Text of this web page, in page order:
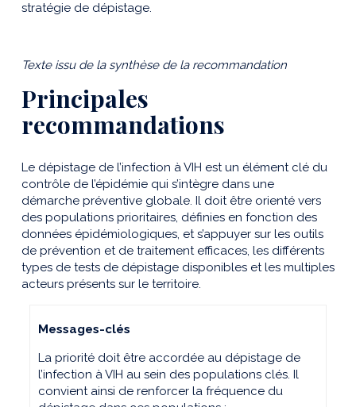
stratégie de dépistage.
Texte issu de la synthèse de la recommandation
Principales
recommandations
Le dépistage de l’infection à VIH est un élément clé du
contrôle de l’épidémie qui s’intègre dans une
démarche préven­tive globale. Il doit être orienté vers
des populations prioritaires, définies en fonction des
données épidémiologiques, et s’appuyer sur les outils
de prévention et de traitement efficaces, les différents
types de tests de dépistage disponibles et les multiples
acteurs présents sur le territoire.
Messages-clés
La priorité doit être accordée au dépistage de
l’infection à VIH au sein des populations clés. Il
convient ainsi de renforcer la fréquence du